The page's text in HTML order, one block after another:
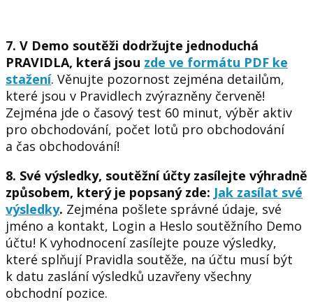
7. V Demo soutěži dodržujte jednoduchá
PRAVIDLA, která jsou zde ve formátu PDF ke
stažení. Věnujte pozornost zejména detailům,
které jsou v Pravidlech zvýrazněny červeně!
Zejména jde o časový test 60 minut, výběr aktiv
pro obchodování, počet lotů pro obchodování
a čas obchodování!
8. Své výsledky, soutěžní účty zasílejte výhradně
způsobem, který je popsaný zde: Jak zasílat své
výsledky. Zejména pošlete správné údaje, své
jméno a kontakt, Login a Heslo soutěžního Demo
účtu! K vyhodnocení zasílejte pouze výsledky,
které splňují Pravidla soutěže, na účtu musí být
k datu zaslání výsledků uzavřeny všechny
obchodní pozice.